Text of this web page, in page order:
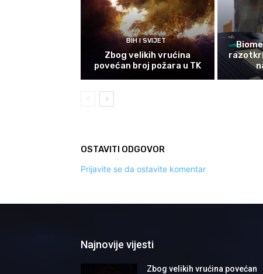
BIH I SVIJET
Zbog velikih vrućina
povećan broj požara u TK
OSTAVITI ODGOVOR
Prijavite se da ostavite komentar
Najnovije vijesti
Zbog velikih vrućina povećan